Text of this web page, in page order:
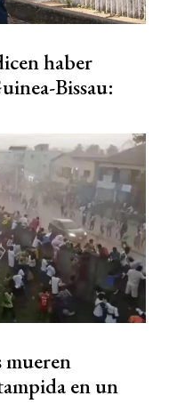
haber
Bissau:
mueren
en un